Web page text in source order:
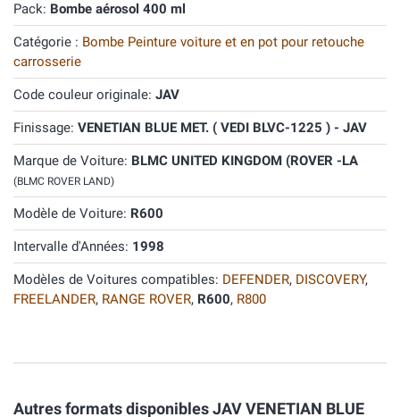
Pack: Bombe aérosol 400 ml
Catégorie : Bombe Peinture voiture et en pot pour retouche
carrosserie
Code couleur originale: JAV
Finissage: VENETIAN BLUE MET. ( VEDI BLVC-1225 ) - JAV
Marque de Voiture: BLMC UNITED KINGDOM (ROVER -LA
(BLMC ROVER LAND)
Modèle de Voiture: R600
Intervalle d'Années: 1998
Modèles de Voitures compatibles: DEFENDER, DISCOVERY,
FREELANDER, RANGE ROVER, R600, R800
Autres formats disponibles JAV VENETIAN BLUE